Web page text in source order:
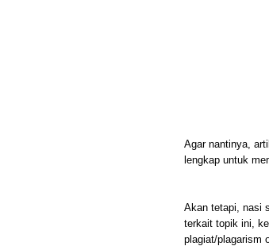
Agar nantinya,
lengkap untuk
Akan tetapi, nasi
terkait topik ini,
plagiat/plagarism